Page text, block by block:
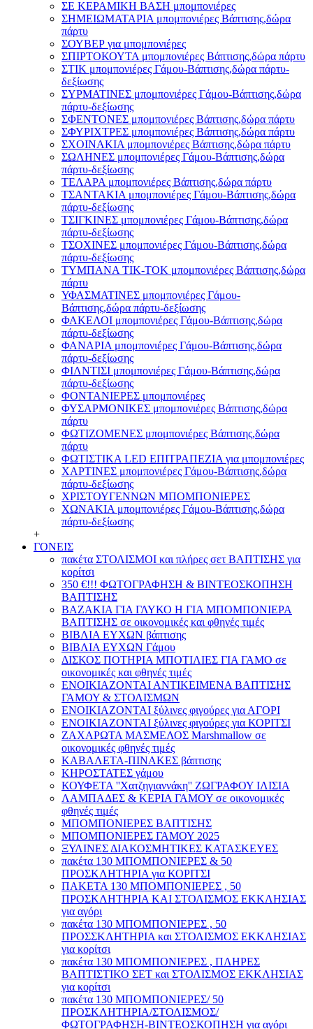
ΣΕ ΚΕΡΑΜΙΚΗ ΒΑΣΗ μπομπονιέρες
ΣΗΜΕΙΩΜΑΤΑΡΙΑ μπομπονιέρες Βάπτισης,δώρα
πάρτυ
ΣΟΥΒΕΡ για μπομπονιέρες
ΣΠΙΡΤΟΚΟΥΤΑ μπομπονιέρες Βάπτισης,δώρα πάρτυ
ΣΤΙΚ μπομπονιέρες Γάμου-Βάπτισης,δώρα πάρτυ-
δεξίωσης
ΣΥΡΜΑΤΙΝΕΣ μπομπονιέρες Γάμου-Βάπτισης,δώρα
πάρτυ-δεξίωσης
ΣΦΕΝΤΟΝΕΣ μπομπονιέρες Βάπτισης,δώρα πάρτυ
ΣΦΥΡΙΧΤΡΕΣ μπομπονιέρες Βάπτισης,δώρα πάρτυ
ΣΧΟΙΝΑΚΙΑ μπομπονιέρες Βάπτισης,δώρα πάρτυ
ΣΩΛΗΝΕΣ μπομπονιέρες Γάμου-Βάπτισης,δώρα
πάρτυ-δεξίωσης
ΤΕΛΑΡΑ μπομπονιέρες Βάπτισης,δώρα πάρτυ
ΤΣΑΝΤΑΚΙΑ μπομπονιέρες Γάμου-Βάπτισης,δώρα
πάρτυ-δεξίωσης
ΤΣΙΓΚΙΝΕΣ μπομπονιέρες Γάμου-Βάπτισης,δώρα
πάρτυ-δεξίωσης
ΤΣΟΧΙΝΕΣ μπομπονιέρες Γάμου-Βάπτισης,δώρα
πάρτυ-δεξίωσης
ΤΥΜΠΑΝΑ ΤΙΚ-ΤΟΚ μπομπονιέρες Βάπτισης,δώρα
πάρτυ
ΥΦΑΣΜΑΤΙΝΕΣ μπομπονιέρες Γάμου-
Βάπτισης,δώρα πάρτυ-δεξίωσης
ΦΑΚΕΛΟΙ μπομπονιέρες Γάμου-Βάπτισης,δώρα
πάρτυ-δεξίωσης
ΦΑΝΑΡΙΑ μπομπονιέρες Γάμου-Βάπτισης,δώρα
πάρτυ-δεξίωσης
ΦΙΛΝΤΙΣΙ μπομπονιέρες Γάμου-Βάπτισης,δώρα
πάρτυ-δεξίωσης
ΦΟΝΤΑΝΙΕΡΕΣ μπομπονιέρες
ΦΥΣΑΡΜΟΝΙΚΕΣ μπομπονιέρες Βάπτισης,δώρα
πάρτυ
ΦΩΤΙΖΟΜΕΝΕΣ μπομπονιέρες Βάπτισης,δώρα
πάρτυ
ΦΩΤΙΣΤΙΚΑ LED ΕΠΙΤΡΑΠΕΖΙΑ για μπομπονιέρες
ΧΑΡΤΙΝΕΣ μπομπονιέρες Γάμου-Βάπτισης,δώρα
πάρτυ-δεξίωσης
ΧΡΙΣΤΟΥΓΕΝΝΩΝ ΜΠΟΜΠΟΝΙΕΡΕΣ
ΧΩΝΑΚΙΑ μπομπονιέρες Γάμου-Βάπτισης,δώρα
πάρτυ-δεξίωσης
+
ΓΟΝΕΙΣ
πακέτα ΣΤΟΛΙΣΜΟΙ και πλήρες σετ ΒΑΠΤΙΣΗΣ για
κορίτσι
350 €!!! ΦΩΤΟΓΡΑΦΗΣΗ & ΒΙΝΤΕΟΣΚΟΠΗΣΗ
ΒΑΠΤΙΣΗΣ
ΒΑΖΑΚΙΑ ΓΙΑ ΓΛΥΚΟ Η ΓΙΑ ΜΠΟΜΠΟΝΙΕΡΑ
ΒΑΠΤΙΣΗΣ σε οικονομικές και φθηνές τιμές
ΒΙΒΛΙΑ ΕΥΧΩΝ βάπτισης
ΒΙΒΛΙΑ ΕΥΧΩΝ Γάμου
ΔΙΣΚΟΣ ΠΟΤΗΡΙΑ ΜΠΟΤΙΛΙΕΣ ΓΙΑ ΓΑΜΟ σε
οικονομικές και φθηνές τιμές
ΕΝΟΙΚΙΑΖΟΝΤΑΙ ΑΝΤΙΚΕΙΜΕΝΑ ΒΑΠΤΙΣΗΣ
ΓΑΜΟΥ & ΣΤΟΛΙΣΜΩΝ
ΕΝΟΙΚΙΑΖΟΝΤΑΙ ξύλινες φιγούρες για ΑΓΟΡΙ
ΕΝΟΙΚΙΑΖΟΝΤΑΙ ξύλινες φιγούρες για ΚΟΡΙΤΣΙ
ΖΑΧΑΡΩΤΑ ΜΑΣΜΕΛΟΣ Marshmallow σε
οικονομικές φθηνές τιμές
ΚΑΒΑΛΕΤΑ-ΠΙΝΑΚΕΣ βάπτισης
ΚΗΡΟΣΤΑΤΕΣ γάμου
ΚΟΥΦΕΤΑ ''Χατζηγιαννάκη'' ΖΩΓΡΑΦΟΥ ΙΛΙΣΙΑ
ΛΑΜΠΑΔΕΣ & ΚΕΡΙΑ ΓΑΜΟΥ σε οικονομικές
φθηνές τιμές
ΜΠΟΜΠΟΝΙΕΡΕΣ ΒΑΠΤΙΣΗΣ
ΜΠΟΜΠΟΝΙΕΡΕΣ ΓΑΜΟΥ 2025
ΞΥΛΙΝΕΣ ΔΙΑΚΟΣΜΗΤΙΚΕΣ ΚΑΤΑΣΚΕΥΕΣ
πακέτα 130 ΜΠΟΜΠΟΝΙΕΡΕΣ & 50
ΠΡΟΣΚΛΗΤΗΡΙΑ για ΚΟΡΙΤΣΙ
ΠΑΚΕΤΑ 130 ΜΠΟΜΠΟΝΙΕΡΕΣ , 50
ΠΡΟΣΚΛΗΤΗΡΙΑ ΚΑΙ ΣΤΟΛΙΣΜΟΣ ΕΚΚΛΗΣΙΑΣ
για αγόρι
πακέτα 130 ΜΠΟΜΠΟΝΙΕΡΕΣ , 50
ΠΡΟΣΣΚΛΗΤΗΡΙΑ και ΣΤΟΛΙΣΜΟΣ ΕΚΚΛΗΣΙΑΣ
για κορίτσι
πακέτα 130 ΜΠΟΜΠΟΝΙΕΡΕΣ , ΠΛΗΡΕΣ
ΒΑΠΤΙΣΤΙΚΟ ΣΕΤ και ΣΤΟΛΙΣΜΟΣ ΕΚΚΛΗΣΙΑΣ
για κορίτσι
πακέτα 130 ΜΠΟΜΠΟΝΙΕΡΕΣ/ 50
ΠΡΟΣΚΛΗΤΗΡΙΑ/ΣΤΟΛΙΣΜΟΣ/
ΦΩΤΟΓΡΑΦΗΣΗ-ΒΙΝΤΕΟΣΚΟΠΗΣΗ για αγόρι